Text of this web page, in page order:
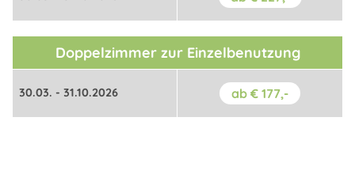
Doppelzimmer zur Einzelbenutzung
30.03. - 31.10.2026 ab € 177,-